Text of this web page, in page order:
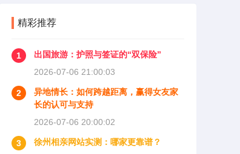
精彩推荐
1
出国旅游：护照与签证的“双保险”
2026-07-06 21:00:03
2
异地情长：如何跨越距离，赢得女友家
长的认可与支持
2026-07-06 20:00:02
3
徐州相亲网站实测：哪家更靠谱？